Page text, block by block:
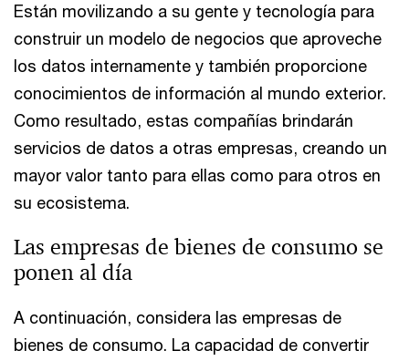
Están movilizando a su gente y tecnología para
construir un modelo de negocios que aproveche
los datos internamente y también proporcione
conocimientos de información al mundo exterior.
Como resultado, estas compañías brindarán
servicios de datos a otras empresas, creando un
mayor valor tanto para ellas como para otros en
su ecosistema.
Las empresas de bienes de consumo se
ponen al día
A continuación, considera las empresas de
bienes de consumo. La capacidad de convertir